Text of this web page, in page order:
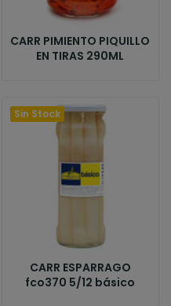
CARR PIMIENTO PIQUILLO
EN TIRAS 290ML
Sin Stock
CARR ESPARRAGO
fco370 5/12 básico